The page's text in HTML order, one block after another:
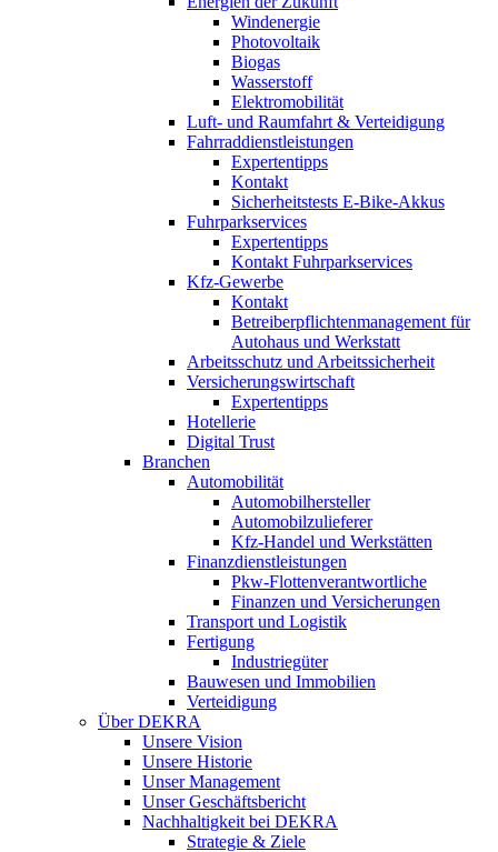
Windenergie
Photovoltaik
Biogas
Wasserstoff
Elektromobilität
Luft- und Raumfahrt & Verteidigung
Fahrraddienstleistungen
Expertentipps
Kontakt
Sicherheitstests E-Bike-Akkus
Fuhrparkservices
Expertentipps
Kontakt Fuhrparkservices
Kfz-Gewerbe
Kontakt
Betreiberpflichtenmanagement für
Autohaus und Werkstatt
Arbeitsschutz und Arbeitssicherheit
Versicherungswirtschaft
Expertentipps
Hotellerie
Digital Trust
Branchen
Automobilität
Automobilhersteller
Automobilzulieferer
Kfz-Handel und Werkstätten
Finanzdienstleistungen
Pkw‑Flottenverantwortliche
Finanzen und Versicherungen
Transport und Logistik
Fertigung
Industriegüter
Bauwesen und Immobilien
Verteidigung
Über DEKRA
Unsere Vision
Unsere Historie
Unser Management
Unser Geschäftsbericht
Nachhaltigkeit bei DEKRA
Strategie & Ziele